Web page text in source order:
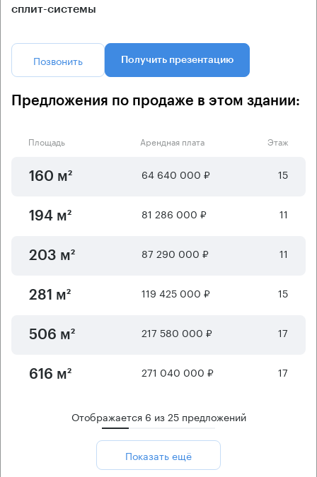
сплит-системы
Позвонить Получить презентацию
Предложения по продаже в этом здании:
Площадь Арендная плата Этаж
160 м² 64 640 000 ₽ 15
194 м² 81 286 000 ₽ 11
203 м² 87 290 000 ₽ 11
281 м² 119 425 000 ₽ 15
506 м² 217 580 000 ₽ 17
616 м² 271 040 000 ₽ 17
Отображается 6 из25предложений
Показать ещё